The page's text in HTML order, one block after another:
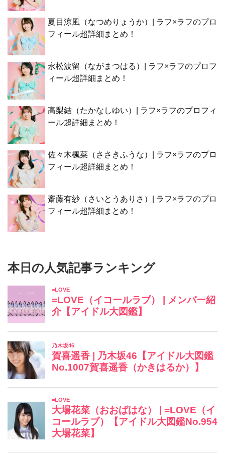
夏目涼風（なつめりょうか）| ラフ×ラフのプロ
フィール超詳細まとめ！
永松波留（ながまつはる）| ラフ×ラフのプロフ
ィール超詳細まとめ！
高梨結（たかなしゆい）| ラフ×ラフのプロフィ
ール超詳細まとめ！
佐々木楓菜（ささきふうな）| ラフ×ラフのプロ
フィール超詳細まとめ！
齋藤有紗（さいとうありさ）| ラフ×ラフのプロ
フィール超詳細まとめ！
本日の人気記事ランキング